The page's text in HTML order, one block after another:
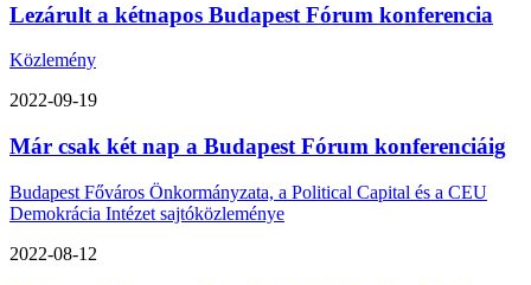
Lezárult a kétnapos Budapest Fórum konferencia
Közlemény
2022-09-19
Már csak két nap a Budapest Fórum konferenciáig
Budapest Főváros Önkormányzata, a Political Capital és a CEU
Demokrácia Intézet sajtóközleménye
2022-08-12